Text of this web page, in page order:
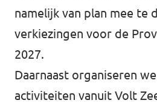
namelijk van plan mee te
verkiezingen voor de
2027.
Daarnaast organiseren
activiteiten vanuit Volt